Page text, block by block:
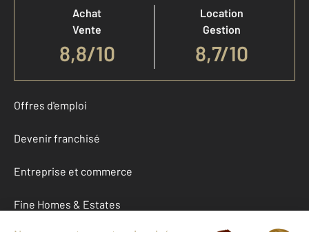
Achat
Vente
8,8/10
Location
Gestion
8,7/10
Offres d'emploi
Devenir franchisé
Entreprise et commerce
Fine Homes & Estates